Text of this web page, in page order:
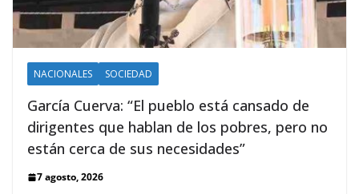
NACIONALES SOCIEDAD
García Cuerva: “El pueblo está cansado de
dirigentes que hablan de los pobres, pero no
están cerca de sus necesidades”
7 agosto, 2026